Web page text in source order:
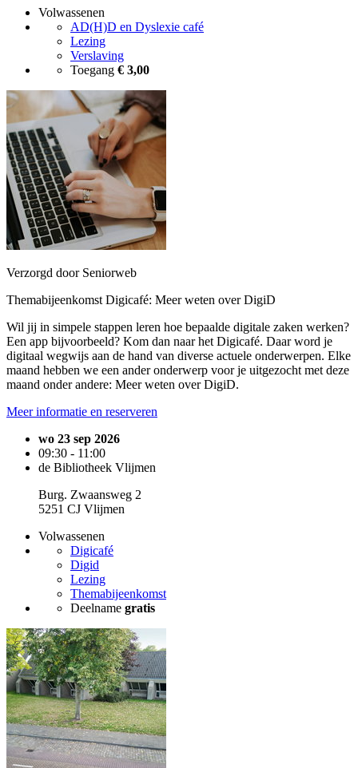
Volwassenen
AD(H)D en Dyslexie café
Lezing
Verslaving
Toegang € 3,00
Verzorgd door Seniorweb
Themabijeenkomst Digicafé: Meer weten over DigiD
Wil jij in simpele stappen leren hoe bepaalde digitale zaken werken?
Een app bijvoorbeeld? Kom dan naar het Digicafé. Daar word je
digitaal wegwijs aan de hand van diverse actuele onderwerpen. Elke
maand hebben we een ander onderwerp voor je uitgezocht met deze
maand onder andere: Meer weten over DigiD.
Meer informatie en reserveren
wo 23 sep 2026
09:30 - 11:00
de Bibliotheek Vlijmen
Burg. Zwaansweg 2
5251 CJ Vlijmen
Volwassenen
Digicafé
Digid
Lezing
Themabijeenkomst
Deelname gratis